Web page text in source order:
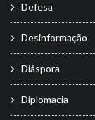
Defesa
Desinformação
Diáspora
Diplomacia